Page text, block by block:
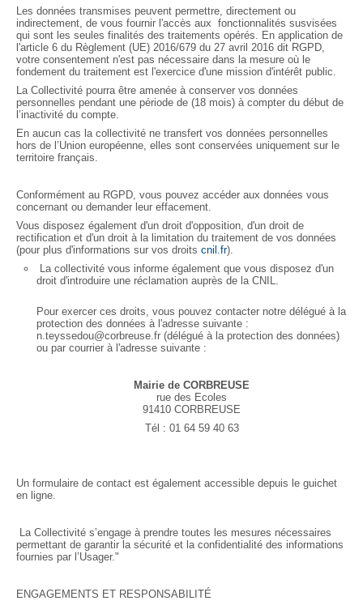
Les données transmises peuvent permettre, directement ou
indirectement, de vous fournir l'accès aux fonctionnalités susvisées
qui sont les seules finalités des traitements opérés. En application de
l'article 6 du Règlement (UE) 2016/679 du 27 avril 2016 dit RGPD,
votre consentement n'est pas nécessaire dans la mesure où le
fondement du traitement est l'exercice d'une mission d'intérêt public.
La Collectivité pourra être amenée à conserver vos données
personnelles pendant une période de (18 mois) à compter du début de
l’inactivité du compte.
En aucun cas la collectivité ne transfert vos données personnelles
hors de l’Union européenne, elles sont conservées uniquement sur le
territoire français.
Conformément au RGPD, vous pouvez accéder aux données vous
concernant ou demander leur effacement.
Vous disposez également d'un droit d'opposition, d'un droit de
rectification et d'un droit à la limitation du traitement de vos données
(pour plus d'informations sur vos droits cnil.fr).
La collectivité vous informe également que vous disposez d'un
droit d'introduire une réclamation auprès de la CNIL.
Pour exercer ces droits, vous pouvez contacter notre délégué à la
protection des données à l'adresse suivante :
n.teyssedou@corbreuse.fr (délégué à la protection des données)
ou par courrier à l'adresse suivante :
Mairie de CORBREUSE
rue des Ecoles
91410 CORBREUSE
Tél : 01 64 59 40 63
Un formulaire de contact est également accessible depuis le guichet
en ligne.
La Collectivité s’engage à prendre toutes les mesures nécessaires
permettant de garantir la sécurité et la confidentialité des informations
fournies par l’Usager."
ENGAGEMENTS ET RESPONSABILITÉ